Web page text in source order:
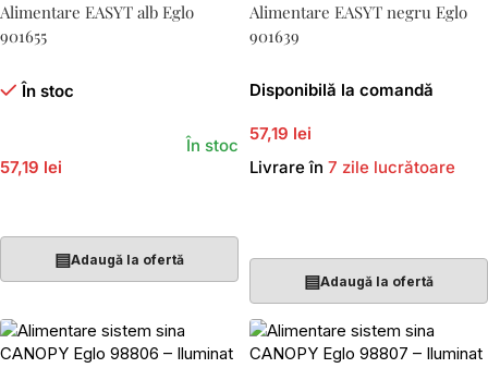
Alimentare EASYT alb Eglo
901655
În stoc
57,19 lei
În stoc
▤Adaugă la ofertă
Alimentare EASYT negru Eglo
901639
Disponibilă la comandă
57,19 lei
Livrare în 7 zile lucrătoare
▤Adaugă la ofertă